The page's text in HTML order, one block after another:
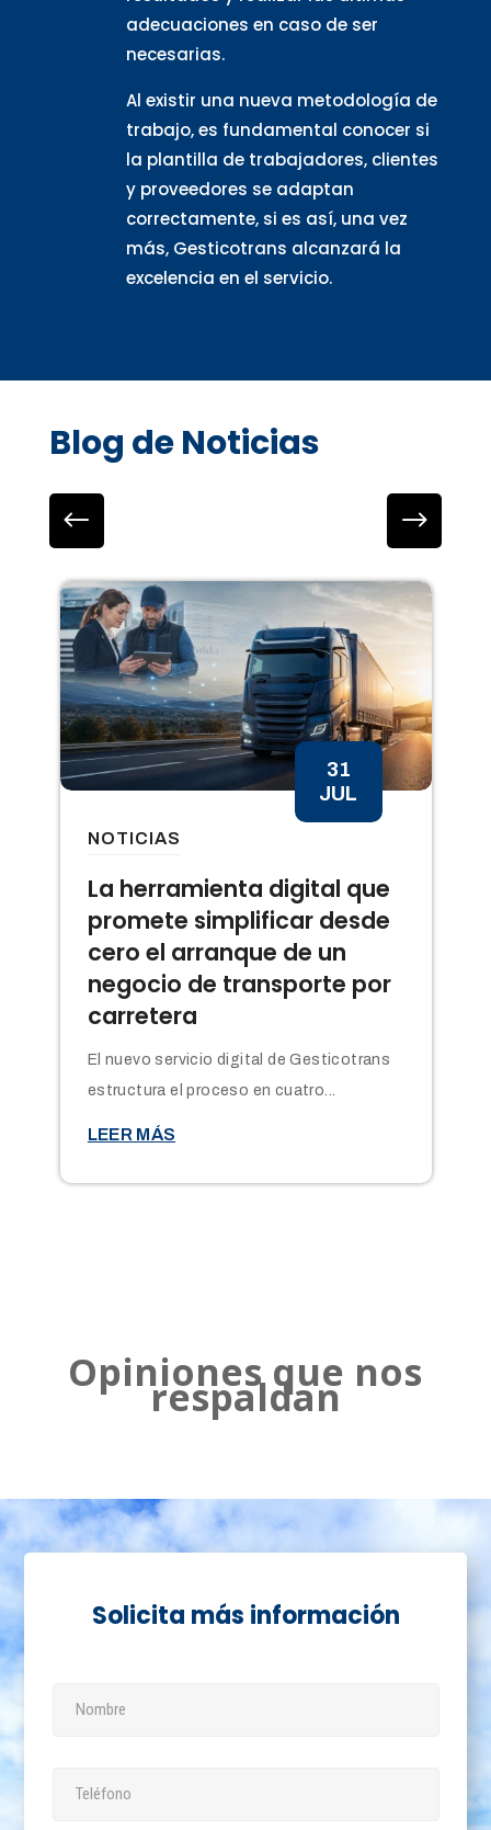
adecuaciones en caso de ser
necesarias.
Al existir una nueva metodología de
trabajo, es fundamental conocer si
la plantilla de trabajadores, clientes
y proveedores se adaptan
correctamente, si es así, una vez
más, Gesticotrans alcanzará la
excelencia en el servicio.
Blog de Noticias
La herramienta digital que
promete simplificar desde
cero el arranque de un
negocio de transporte por
carretera
31
JUL
NOTICIAS
El nuevo servicio digital de Gesticotrans
estructura el proceso en cuatro...
LEER MÁS
Opiniones que nos
respaldan
Solicita más información